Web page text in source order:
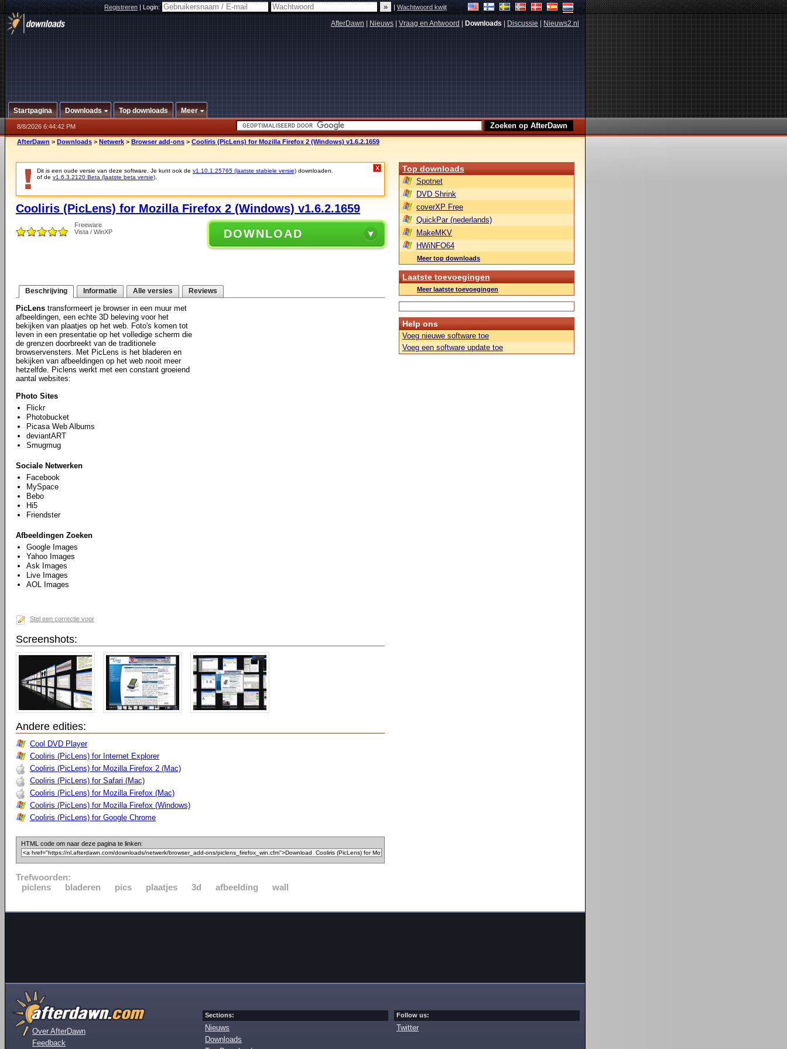
Registreren|Login: |Wachtwoord kwijt
AfterDawn Nieuws Vraag en Antwoord Downloads Discussie Nieuws2.nl
Startpagina Downloads Top downloads Meer
8/8/2026 6:44:42 PM
AfterDawn > Downloads > Netwerk > Browser add-ons > Cooliris (PicLens) for Mozilla Firefox 2 (Windows) v1.6.2.1659
Dit is een oude versie van deze software. Je kunt ook de v1.10.1.25765 (laatste stabiele versie) downloaden.
of de v1.6.3.2120 Beta (laatste beta versie)
X
Cooliris (PicLens) for Mozilla Firefox 2 (Windows) v1.6.2.1659
Freeware
Vista / WinXP
DOWNLOAD
Beschrijving Informatie Alle versies Reviews
PicLens transformeert je browser in een muur met
afbeeldingen, een echte 3D beleving voor het
bekijken van plaatjes op het web. Foto's komen tot
leven in een presentatie op het volledige scherm die
de grenzen doorbreekt van de traditionele
browservensters. Met PicLens is het bladeren en
bekijken van afbeeldingen op het web nooit meer
hetzelfde. Piclens werkt met een constant groeiend
aantal websites:
Photo Sites
Flickr
Photobucket
Picasa Web Albums
deviantART
Smugmug
Sociale Netwerken
Facebook
MySpace
Bebo
Hi5
Friendster
Afbeeldingen Zoeken
Google Images
Yahoo Images
Ask Images
Live Images
AOL Images
Stel een correctie voor
Screenshots:
Andere edities:
Cool DVD Player
Cooliris (PicLens) for Internet Explorer
Cooliris (PicLens) for Mozilla Firefox 2 (Mac)
Cooliris (PicLens) for Safari (Mac)
Cooliris (PicLens) for Mozilla Firefox (Mac)
Cooliris (PicLens) for Mozilla Firefox (Windows)
Cooliris (PicLens) for Google Chrome
HTML code om naar deze pagina te linken:
Trefwoorden:
piclens
bladeren pics plaatjes 3d afbeelding wall
Top downloads
Spotnet
DVD Shrink
coverXP Free
QuickPar (nederlands)
MakeMKV
HWiNFO64
Meer top downloads
Laatste toevoegingen
Meer laatste toevoegingen
Help ons
Voeg nieuwe software toe
Voeg een software update toe
Over AfterDawn
Feedback
Sections:
Nieuws
Downloads
Follow us:
Twitter